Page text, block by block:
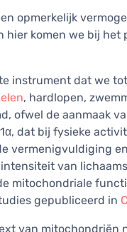
opmerkelijk
hier komen we bij
instrument dat we
, hardlopen,
ofwel de aanmaak
dat bij fysieke
vermenigvuldiging
van
mitochondriale
gepubliceerd in
van mitochondriën